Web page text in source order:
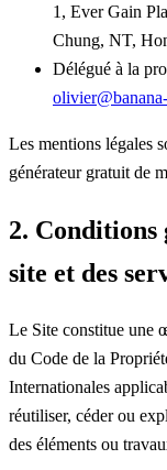
1, Ever Gain
Chung, NT,
Délégué à la
Les mentions légales
générateur gratuit de
2. Conditions
site et des
Le Site constitue une
du Code de la
Internationales
réutiliser, céder ou
des éléments ou